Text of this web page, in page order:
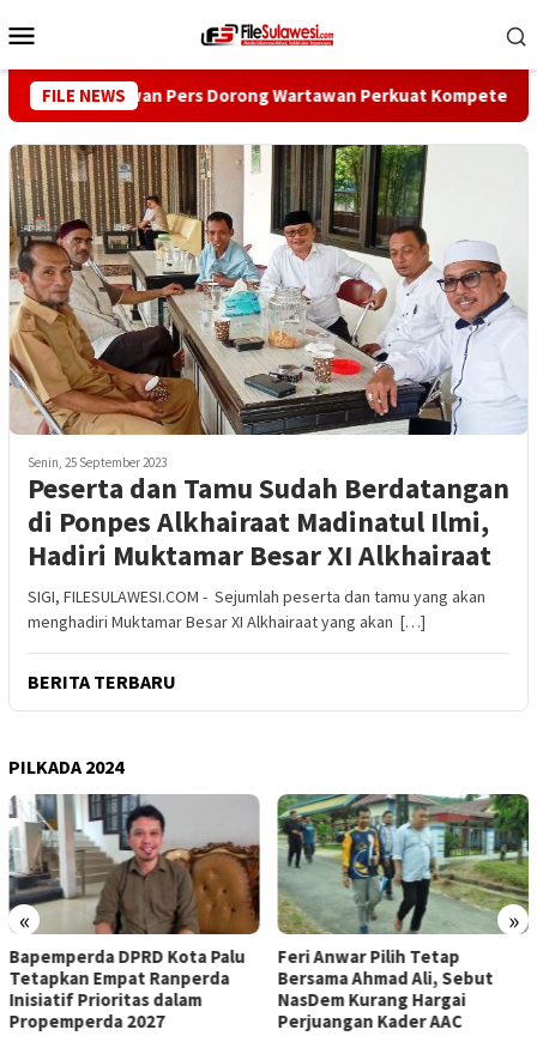
ke
Mobile
FILE NEWS
Dewan Pers Dorong Wartawan Perkuat Kompetensi
Senin, 25 September 2023
Peserta dan Tamu Sudah Berdatangan
di Ponpes Alkhairaat Madinatul Ilmi,
Hadiri Muktamar Besar XI Alkhairaat
SIGI, FILESULAWESI.COM - Sejumlah peserta dan tamu yang akan
menghadiri Muktamar Besar XI Alkhairaat yang akan […]
BERITA TERBARU
PILKADA 2024
« »
Bapemperda DPRD Kota Palu
Tetapkan Empat Ranperda
Inisiatif Prioritas dalam
Propemperda 2027
Feri Anwar Pilih Tetap
Bersama Ahmad Ali, Sebut
NasDem Kurang Hargai
Perjuangan Kader AAC